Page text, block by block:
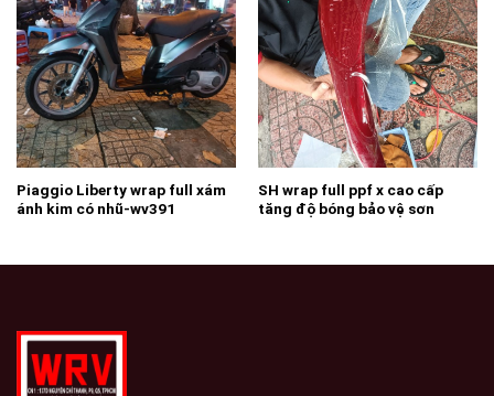
Piaggio Liberty wrap full xám
ánh kim có nhũ-wv391
SH wrap full ppf x cao cấp
tăng độ bóng bảo vệ sơn
có loại ppf còn rẻ hon cả keo